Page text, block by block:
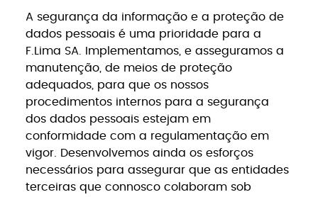
A segurança da informação e a proteção de
dados pessoais é uma prioridade para a
F.Lima SA. Implementamos, e asseguramos a
manutenção, de meios de proteção
adequados, para que os nossos
procedimentos internos para a segurança
dos dados pessoais estejam em
conformidade com a regulamentação em
vigor. Desenvolvemos ainda os esforços
necessários para assegurar que as entidades
terceiras que connosco colaboram sob